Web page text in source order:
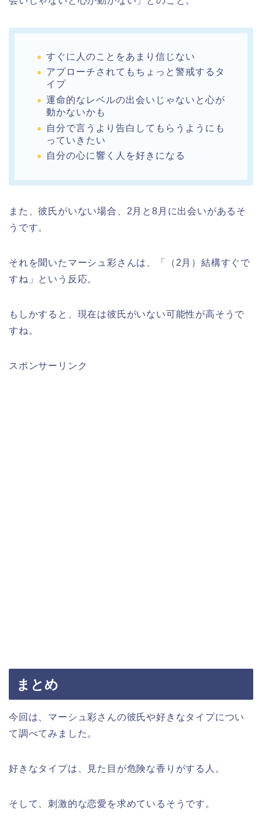
すぐに人のことをあまり信じない
アプローチされてもちょっと警戒するタ
イプ
運命的なレベルの出会いじゃないと心が
動かないかも
自分で言うより告白してもらうようにも
っていきたい
自分の心に響く人を好きになる
また、彼氏がいない場合、2月と8月に出会いがあるそ
うです。
それを聞いたマーシュ彩さんは、「（2月）結構すぐで
すね」という反応。
もしかすると、現在は彼氏がいない可能性が高そうで
すね。
スポンサーリンク
まとめ
今回は、マーシュ彩さんの彼氏や好きなタイプについ
て調べてみました。
好きなタイプは、見た目が危険な香りがする人。
そして、刺激的な恋愛を求めているそうです。